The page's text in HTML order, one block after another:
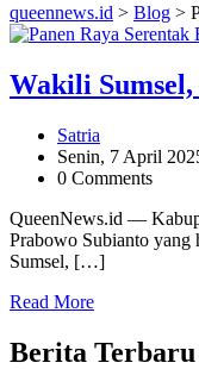
queennews.id > Blog >
Wakili
Satria
Senin, 7 April
0 Comments
QueenNews.id —
Prabowo Subianto yang
Sumsel, […]
Read More
Berita Terbaru